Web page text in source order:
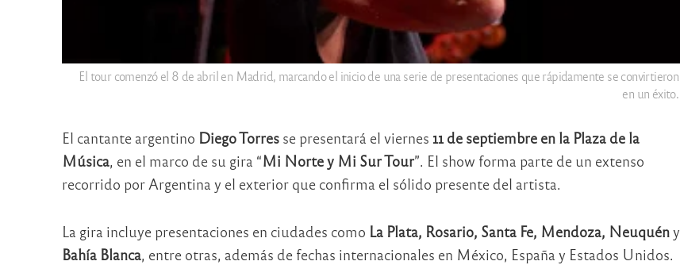
El tour comenzó el 8 de abril en Madrid, marcando el inicio de una serie de presentaciones que rápidamente se convirtieron
en un éxito.
El cantante argentino Diego Torresse presentará el viernes 11 de septiembre en la Plaza de la
Música, en el marco de su gira “Mi Norte y Mi Sur Tour”. El show forma parte de un extenso
recorrido por Argentina y el exterior que confirma el sólido presente del artista.
La gira incluye presentaciones en ciudades como La Plata, Rosario, Santa Fe, Mendoza, Neuquény
Bahía Blanca, entre otras, además de fechas internacionales en México, España y Estados Unidos.